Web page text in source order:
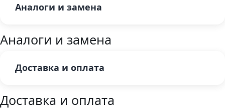
Аналоги и замена
Аналоги и замена
Доставка и оплата
Доставка и оплата